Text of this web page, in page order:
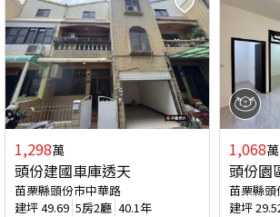
1,298萬
頭份建國車庫透天
苗栗縣頭份市中華路
建坪49.69 5房2廳 40.1年
1,068萬
頭份園
苗栗縣
建坪